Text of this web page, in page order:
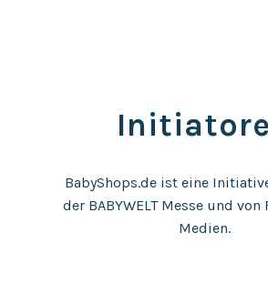
BabyShops.de ist eine
der BABYWELT Messe und von
Medien.